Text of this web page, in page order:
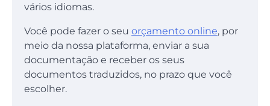
vários idiomas.
Você pode fazer o seu orçamento online, por
meio da nossa plataforma, enviar a sua
documentação e receber os seus
documentos traduzidos, no prazo que você
escolher.